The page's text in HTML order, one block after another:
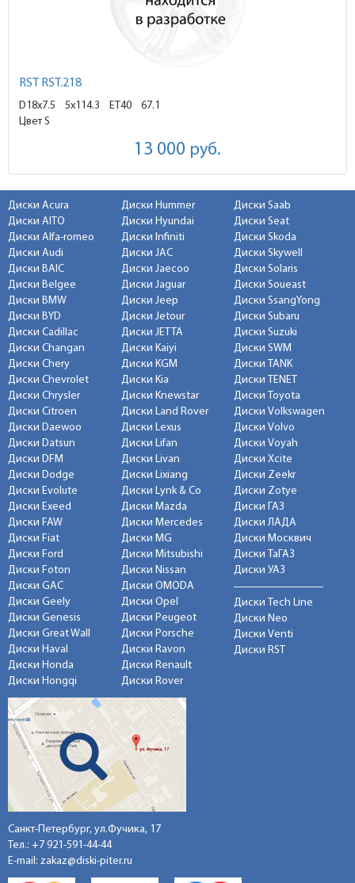
RST RST.218
D18x7.5 5x114.3 ET40
67.1
Цвет S
13 000 руб.
Диски Acura
Диски AITO
Диски Alfa-romeo
Диски Audi
Диски BAIC
Диски Belgee
Диски BMW
Диски BYD
Диски Cadillac
Диски Changan
Диски Chery
Диски Chevrolet
Диски Chrysler
Диски Citroen
Диски Daewoo
Диски Datsun
Диски DFM
Диски Dodge
Диски Evolute
Диски Exeed
Диски FAW
Диски Fiat
Диски Ford
Диски Foton
Диски GAC
Диски Geely
Диски Genesis
Диски Great Wall
Диски Haval
Диски Honda
Диски Hongqi
Диски Hummer
Диски Hyundai
Диски Infiniti
Диски JAC
Диски Jaecoo
Диски Jaguar
Диски Jeep
Диски Jetour
Диски JETTA
Диски Kaiyi
Диски KGM
Диски Kia
Диски Knewstar
Диски Land Rover
Диски Lexus
Диски Lifan
Диски Livan
Диски Lixiang
Диски Lynk & Co
Диски Mazda
Диски Mercedes
Диски MG
Диски Mitsubishi
Диски Nissan
Диски OMODA
Диски Opel
Диски Peugeot
Диски Porsche
Диски Ravon
Диски Renault
Диски Rover
Диски Saab
Диски Seat
Диски Skoda
Диски Skywell
Диски Solaris
Диски Soueast
Диски SsangYong
Диски Subaru
Диски Suzuki
Диски SWM
Диски TANK
Диски TENET
Диски Toyota
Диски Volkswagen
Диски Volvo
Диски Voyah
Диски Xcite
Диски Zeekr
Диски Zotye
Диски ГАЗ
Диски ЛАДА
Диски Москвич
Диски ТаГАЗ
Диски УАЗ
Диски Tech Line
Диски Neo
Диски Venti
Диски RST
Санкт-Петербург, ул.Фучика, 17
Тел.: +7 921-591-44-44
E-mail: zakaz@diski-piter.ru